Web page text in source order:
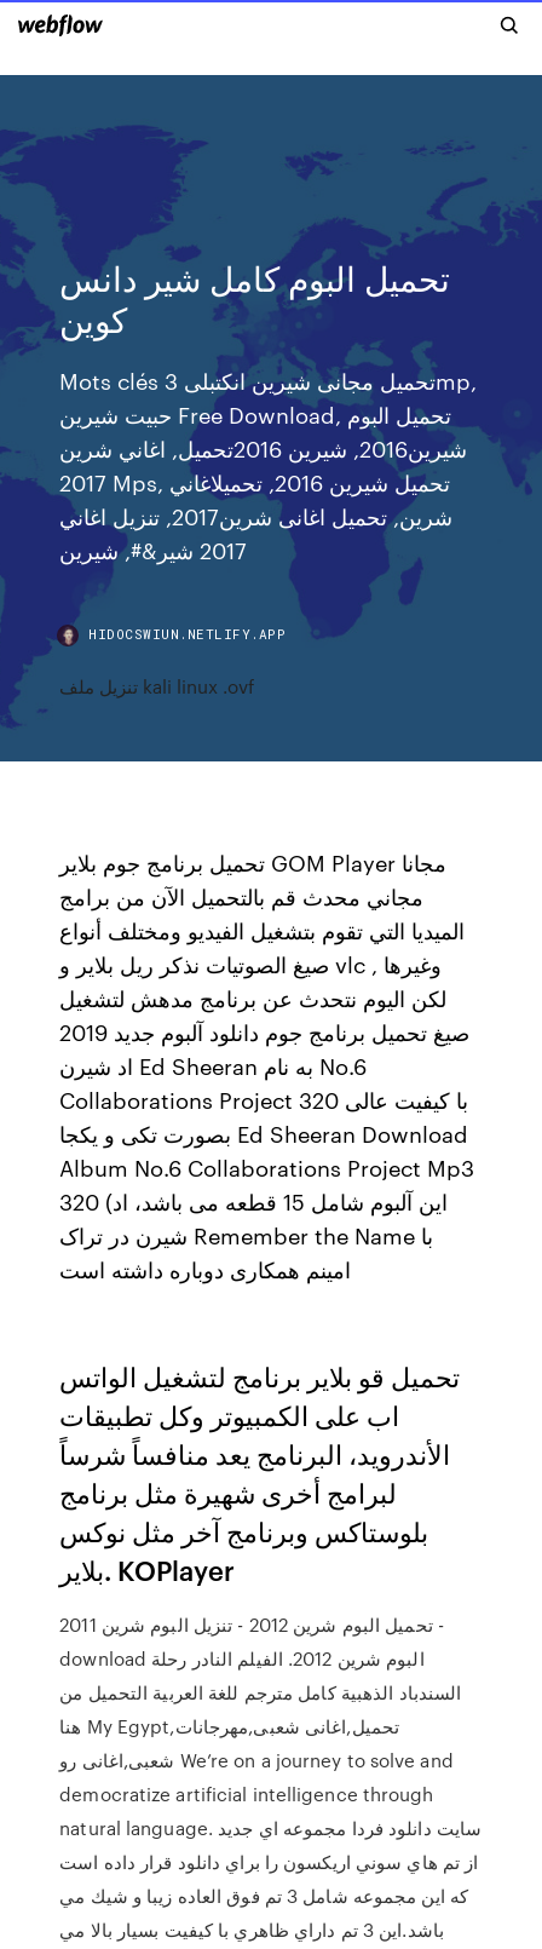
تحميل البوم كامل شير دانس
كوين
Mots clés تحميل مجانى شيرين انكتبلى 3‏mp,
حبيت شيرين Free Download, تحميل البوم
شيرين2016, شيرين 2016تحميل, اغاني شرين
2017 Mps, تحميل شيرين 2016, تحميلاغاني
شرين, تحميل اغانى شرين2017, تنزيل اغاني
2017 شير&#, شيرين
HIDOCSWIUN.NETLIFY.APP
تنزيل ملف kali linux .ovf
تحميل برنامج جوم بلاير GOM Player مجانا
مجاني محدث قم بالتحميل الآن من برامج
الميديا التي تقوم بتشغيل الفيديو ومختلف أنواع
صيغ الصوتيات نذكر ريل بلاير و vlc وغيرها ,
لكن اليوم نتحدث عن برنامج مدهش لتشغيل
صيغ تحميل برنامج جوم دانلود آلبوم جدید 2019
اد شیرن Ed Sheeran به نام No.6
Collaborations Project با کیفیت عالی 320
بصورت تکی و یکجا Ed Sheeran Download
Album No.6 Collaborations Project Mp3
320 (این آلبوم شامل 15 قطعه می باشد، اد
شیرن در تراک Remember the Name با
امینم همکاری دوباره داشته است
تحميل قو بلاير برنامج لتشغيل الواتس
اب على الكمبيوتر وكل تطبيقات
الأندرويد، البرنامج يعد منافساً شرساً
لبرامج أخرى شهيرة مثل برنامج
بلوستاكس وبرنامج آخر مثل نوكس
بلاير. KOPlayer
تحميل البوم شرين 2012 - تنزيل البوم شرين 2011 -
download البوم شرين 2012. الفيلم النادر رحلة
السندباد الذهبية كامل مترجم للغة العربية التحميل من
هنا My Egypt,تحميل,اغانى شعبى,مهرجانات
شعبى,اغانى رو We’re on a journey to solve and
democratize artificial intelligence through
natural language. سايت دانلود فردا مجموعه اي جديد
از تم هاي سوني اريكسون را براي دانلود قرار داده است
كه اين مجموعه شامل 3 تم فوق العاده زيبا و شيك مي
باشد.اين 3 تم داراي ظاهري با كيفيت بسيار بالا مي